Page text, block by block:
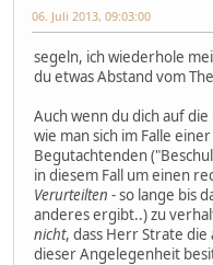
06. Juli 2013, 09:03:00
segeln, ich wiederhole
du etwas Abstand vom
Auch wenn du dich auf
wie man sich im Falle
Begutachtenden
in diesem Fall um einen
Verurteilten - so lange bis
anderes ergibt..) zu
nicht, dass Herr Strate
dieser Angelegenheit